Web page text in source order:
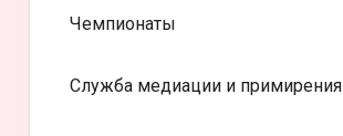
Чемпионаты
Служба медиации и примирения